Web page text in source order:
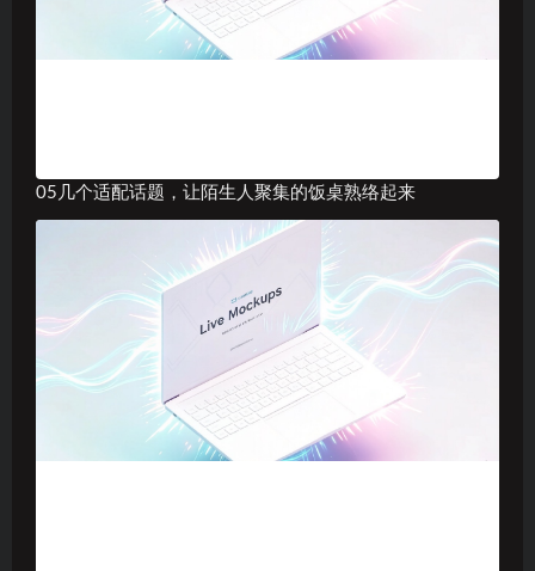
05几个适配话题，让陌生人聚集的饭桌熟络起来